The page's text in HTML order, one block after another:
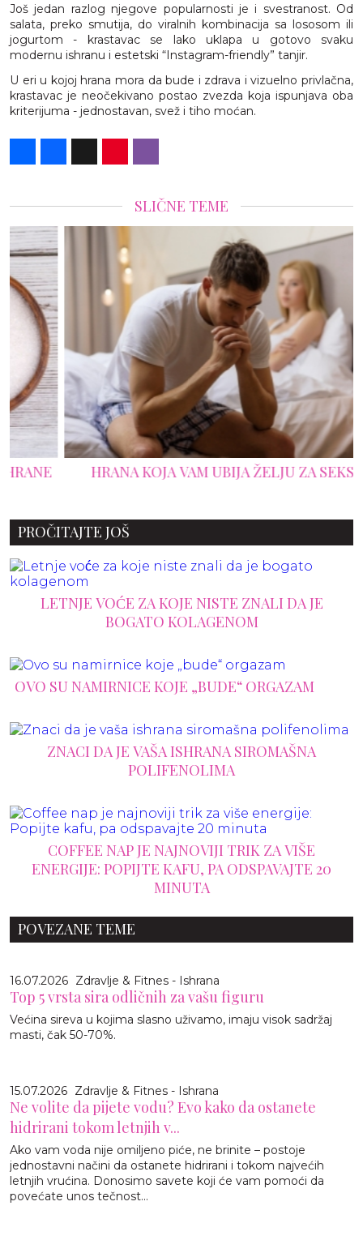
Još jedan razlog njegove popularnosti je i svestranost. Od
salata, preko smutija, do viralnih kombinacija sa lososom ili
jogurtom - krastavac se lako uklapa u gotovo svaku
modernu ishranu i estetski “Instagram-friendly” tanjir.
U eri u kojoj hrana mora da bude i zdrava i vizuelno privlačna,
krastavac je neočekivano postao zvezda koja ispunjava oba
kriterijuma - jednostavan, svež i tiho moćan.
SLIČNE TEME
HRANA KOJA VAM UBIJA ŽELJU ZA SEKSOM!
PROČITAJTE JOŠ
LETNJE VOĆE ZA KOJE NISTE ZNALI DA JE
BOGATO KOLAGENOM
OVO SU NAMIRNICE KOJE „BUDE“ ORGAZAM
ZNACI DA JE VAŠA ISHRANA SIROMAŠNA
POLIFENOLIMA
COFFEE NAP JE NAJNOVIJI TRIK ZA VIŠE
ENERGIJE: POPIJTE KAFU, PA ODSPAVAJTE 20
MINUTA
POVEZANE TEME
16.07.2026 Zdravlje & Fitnes - Ishrana
Top 5 vrsta sira odličnih za vašu figuru
Većina sireva u kojima slasno uživamo, imaju visok sadržaj
masti, čak 50-70%.
15.07.2026 Zdravlje & Fitnes - Ishrana
Ne volite da pijete vodu? Evo kako da ostanete
hidrirani tokom letnjih v...
Ako vam voda nije omiljeno piće, ne brinite – postoje
jednostavni načini da ostanete hidrirani i tokom najvećih
letnjih vrućina. Donosimo savete koji će vam pomoći da
povećate unos tečnost...